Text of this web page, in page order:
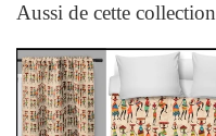
Aussi de cette collection